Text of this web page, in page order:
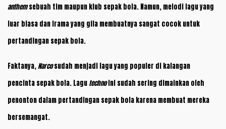
anthemsebuah tim maupun klub sepak bola. Namun, melodi lagu yang
luar biasa dan irama yang gila membuatnya sangat cocok untuk
pertandingan sepak bola.
Faktanya,Narcosudah menjadi lagu yang populer di kalangan
pencinta sepak bola. Lagu technoini sudah sering dimainkan oleh
penonton dalam pertandingan sepak bola karena membuat mereka
bersemangat.